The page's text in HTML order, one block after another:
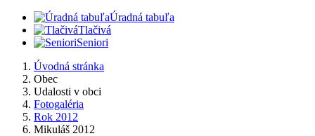
Úradná tabuľa
Tlačivá
Seniori
Úvodná stránka
Obec
Udalosti v obci
Fotogaléria
Rok 2012
Mikuláš 2012